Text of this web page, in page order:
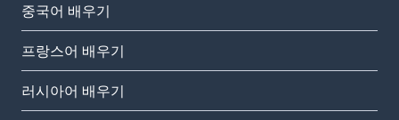
중국어 배우기
프랑스어 배우기
러시아어 배우기